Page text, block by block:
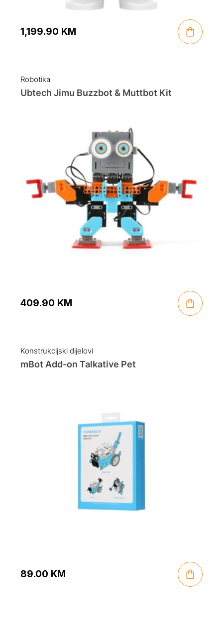
1,199.90 KM
Robotika
Ubtech Jimu Buzzbot & Muttbot Kit
409.90 KM
Konstrukcijski dijelovi
mBot Add-on Talkative Pet
89.00 KM